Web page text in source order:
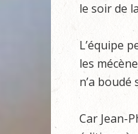
le soir de
L’équipe
les
n’a boudé
Car Jean-